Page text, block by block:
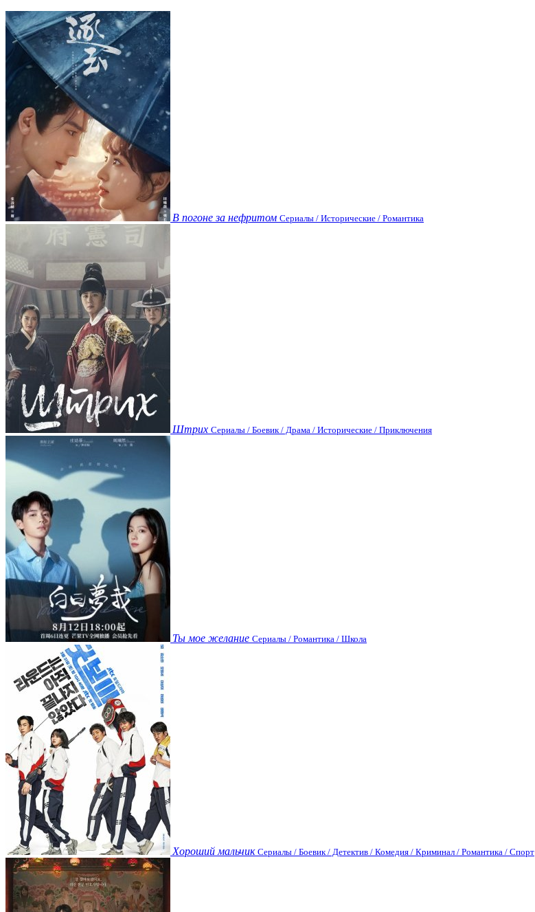
В погоне за нефритом Сериалы / Исторические / Романтика
Штрих Сериалы / Боевик / Драма / Исторические / Приключения
Ты мое желание Сериалы / Романтика / Школа
Хороший мальчик Сериалы / Боевик / Детектив / Комедия / Криминал / Романтика / Спорт